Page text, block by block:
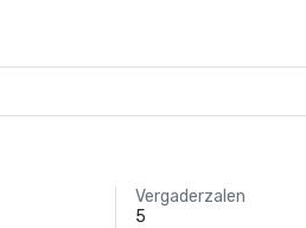
Vergaderzalen
5